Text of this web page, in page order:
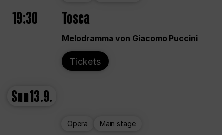
19:30 Tosca
Melodramma von Giacomo Puccini
Tickets
Sun13.9.
Opera Main stage